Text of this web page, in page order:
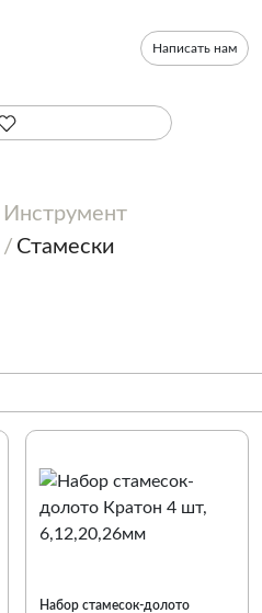
Написать нам
Инструмент
Стамески
По наименованию
Набор стамесок-долото